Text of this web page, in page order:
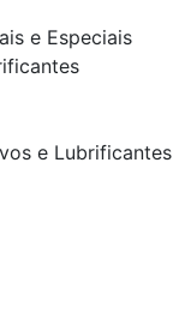
e Especiais
e Lubrificantes